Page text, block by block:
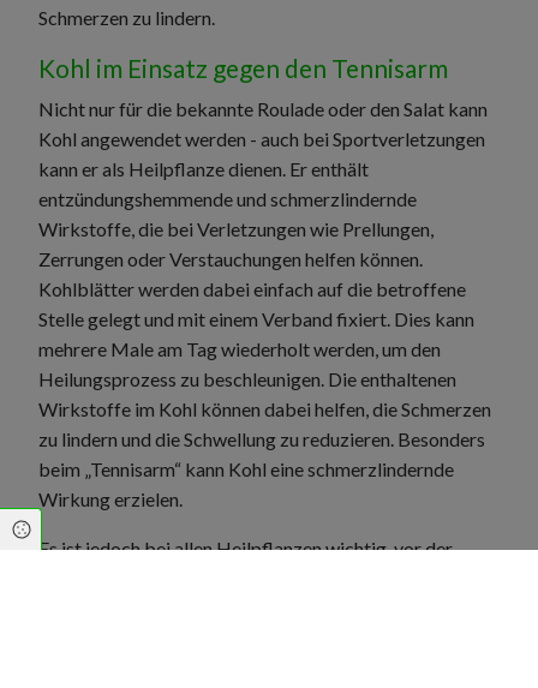
Schmerzen zu lindern.
Kohl im Einsatz gegen den Tennisarm
Nicht nur für die bekannte Roulade oder den Salat kann
Kohl angewendet werden - auch bei Sportverletzungen
kann er als Heilpflanze dienen. Er enthält
entzündungshemmende und schmerzlindernde
Wirkstoffe, die bei Verletzungen wie Prellungen,
Zerrungen oder Verstauchungen helfen können.
Kohlblätter werden dabei einfach auf die betroffene
Stelle gelegt und mit einem Verband fixiert. Dies kann
mehrere Male am Tag wiederholt werden, um den
Heilungsprozess zu beschleunigen. Die enthaltenen
Wirkstoffe im Kohl können dabei helfen, die Schmerzen
zu lindern und die Schwellung zu reduzieren. Besonders
beim „Tennisarm“ kann Kohl eine schmerzlindernde
Wirkung erzielen.
Es ist jedoch bei allen Heilpflanzen wichtig, vor der